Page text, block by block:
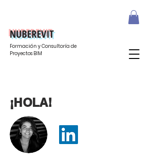
NUBEREVIT
Formación y Consultoría de
Proyectos BIM
¡HOLA!